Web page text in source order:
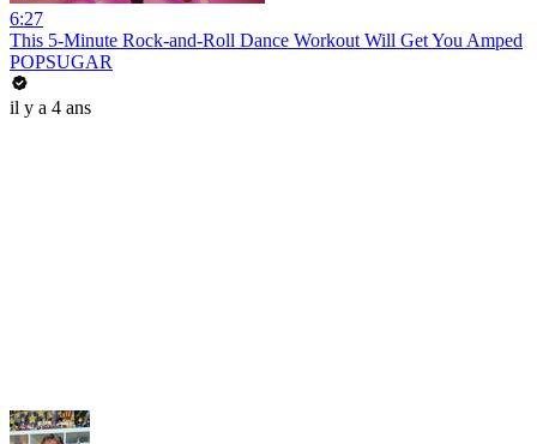
6:27
This 5-Minute Rock-and-Roll Dance Workout Will Get You Amped
POPSUGAR
il y a 4 ans